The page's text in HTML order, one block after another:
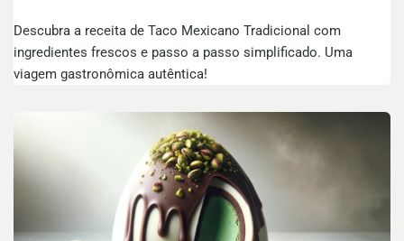
Descubra a receita de Taco Mexicano Tradicional com
ingredientes frescos e passo a passo simplificado. Uma
viagem gastronômica autêntica!